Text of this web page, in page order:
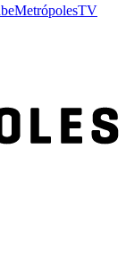
MetrópolesTV